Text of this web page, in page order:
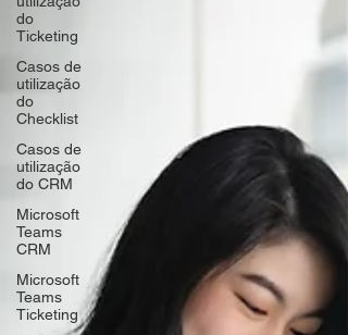
do
Ticketing
Casos de
utilização
do
Checklist
Casos de
utilização
do CRM
Microsoft
Teams
CRM
Microsoft
Teams
Ticketing